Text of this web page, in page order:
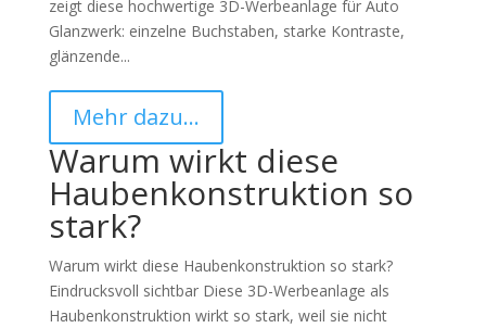
zeigt diese hochwertige 3D-Werbeanlage für Auto
Glanzwerk: einzelne Buchstaben, starke Kontraste,
glänzende...
Mehr dazu…
Warum wirkt diese
Haubenkonstruktion so
stark?
Warum wirkt diese Haubenkonstruktion so stark?
Eindrucksvoll sichtbar Diese 3D-Werbeanlage als
Haubenkonstruktion wirkt so stark, weil sie nicht